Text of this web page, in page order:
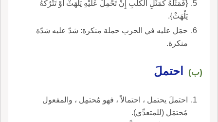
{فَمَثَلُهُ كَمَثَلِ الْكَلْبِ إِنْ تَحْمِلْ عَلَيْهِ يَلْهَثْ أَوْ تَتْرُكْهُ
يَلْهَثْ}.
حمَل عليه في الحرب حملة منكرة: شدّ عليه شدّة
منكرة.
(ب) احتملَ
احتملَ يحتمل ، احتمالاً ، فهو مُحتمِل ، والمفعول
مُحتمَل (للمتعدِّي).